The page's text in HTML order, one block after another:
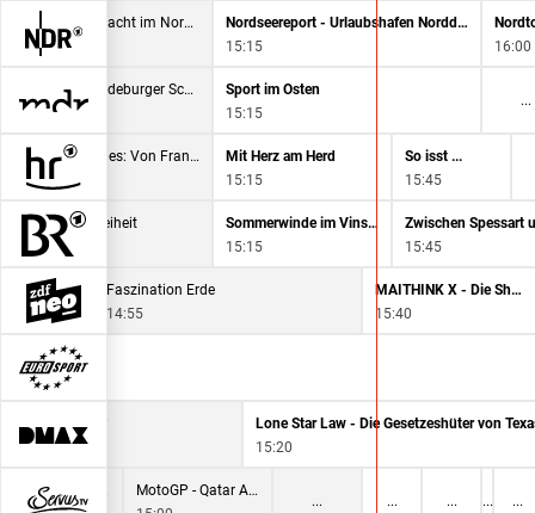
Hafenmeister - festgemacht im Norden
Nordseereport - Urlaubshafen Norddeich
15:15
16:00
Planet Bernd - Das Magdeburger Schwimmuniversum von Bernd Berkhahn
Sport im Osten
15:15
Kochstories: Von Frankfurt an die Algarve - Ein Koch wandert aus
14:45
Mit Herz am Herd
15:15
So isst ...
15:45
- Große Freiheit
Sommerwinde im Vinschgau
15:15
Zwischen Spessart
15:45
Faszination Erde
14:55
MAITHINK X - Die Show
15:40
oder Schrott?
Lone Star Law - Die Gesetzeshüter von
15:20
MotoGP - Qatar Airways Grand Prix von Großbritannien